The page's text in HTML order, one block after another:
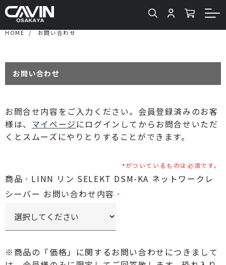
HOME お問い合わせ
お問い合わせ
お問合せ内容をご入力ください。会員登録済みのお客
様は、 マイページ にログインしてからお問合せいただ
くとスムーズにやりとりすることができます。
がついているものは必須です。
商品
LINN リン SELEKT DSM-KA ネットワークレ
シーバー お問い合わせ内容
※商品の「価格」に関するお問い合わせにつきまして